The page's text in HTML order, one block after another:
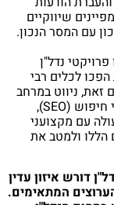
שיווקיים
עם המסר הנכון.
נדל"ן
לכלים רבי
זאת, ניווט במרחב
הדיגיטלי דורש מומחיות באופטימיזציה למנועי חיפוש (SEO),
עם מקצועני
הללו ולמטב את
דורש איזון עדין
המתאימים.